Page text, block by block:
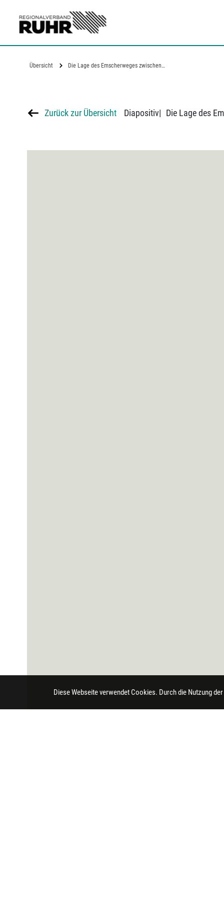
Übersicht Die Lage des Emscherweges zwischen…
Zurück zur Übersicht Diapositiv| Die Lage des
Diese Webseite verwendet Cookies. Durch die Nutzung